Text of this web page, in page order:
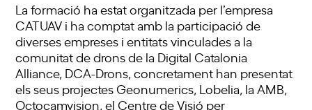
La formació ha estat organitzada per l’empresa
CATUAV i ha comptat amb la participació de
diverses empreses i entitats vinculades a la
comunitat de drons de la Digital Catalonia
Alliance, DCA-Drons, concretament han presentat
els seus projectes Geonumerics, Lobelia, la AMB,
Octocamvision, el Centre de Visió per